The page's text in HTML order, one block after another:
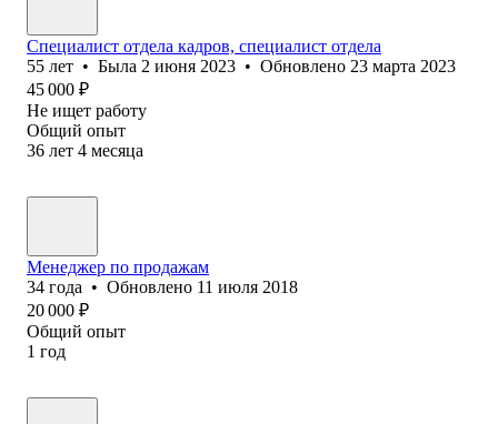
Специалист отдела кадров, специалист отдела
55 лет • Была 2 июня 2023 • Обновлено 23 марта 2023
45 000 ₽
Не ищет работу
Общий опыт
36 лет 4 месяца
Менеджер по продажам
34 года • Обновлено 11 июля 2018
20 000 ₽
Общий опыт
1 год